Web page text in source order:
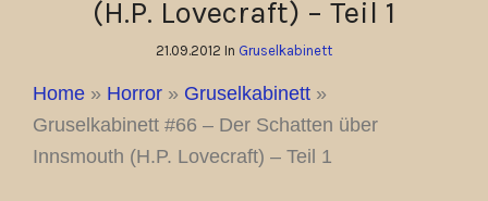
(H.P. Lovecraft) – Teil 1
21.09.2012 In Gruselkabinett
Home » Horror » Gruselkabinett »
Gruselkabinett #66 – Der Schatten über
Innsmouth (H.P. Lovecraft) – Teil 1